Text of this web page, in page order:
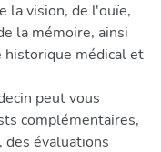
la vision, de l'ouïe,
la mémoire, ainsi
historique médical et
peut vous
complémentaires,
évaluations